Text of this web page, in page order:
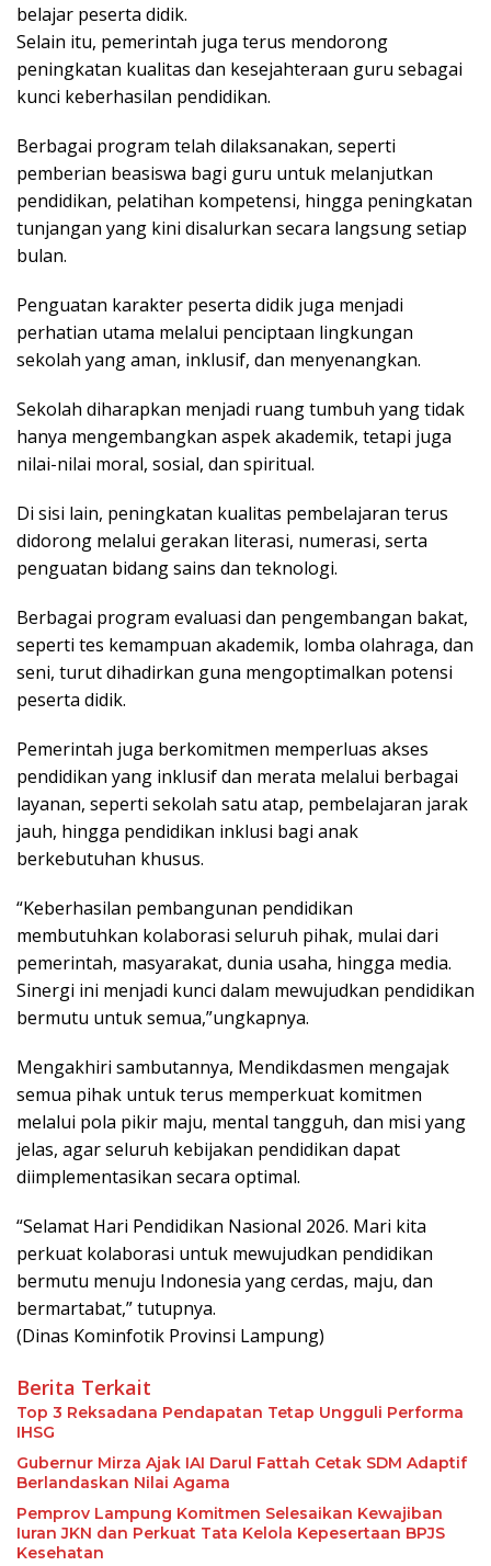
belajar peserta didik.
Selain itu, pemerintah juga terus mendorong
peningkatan kualitas dan kesejahteraan guru sebagai
kunci keberhasilan pendidikan.
Berbagai program telah dilaksanakan, seperti
pemberian beasiswa bagi guru untuk melanjutkan
pendidikan, pelatihan kompetensi, hingga peningkatan
tunjangan yang kini disalurkan secara langsung setiap
bulan.
Penguatan karakter peserta didik juga menjadi
perhatian utama melalui penciptaan lingkungan
sekolah yang aman, inklusif, dan menyenangkan.
Sekolah diharapkan menjadi ruang tumbuh yang tidak
hanya mengembangkan aspek akademik, tetapi juga
nilai-nilai moral, sosial, dan spiritual.
Di sisi lain, peningkatan kualitas pembelajaran terus
didorong melalui gerakan literasi, numerasi, serta
penguatan bidang sains dan teknologi.
Berbagai program evaluasi dan pengembangan bakat,
seperti tes kemampuan akademik, lomba olahraga, dan
seni, turut dihadirkan guna mengoptimalkan potensi
peserta didik.
Pemerintah juga berkomitmen memperluas akses
pendidikan yang inklusif dan merata melalui berbagai
layanan, seperti sekolah satu atap, pembelajaran jarak
jauh, hingga pendidikan inklusi bagi anak
berkebutuhan khusus.
“Keberhasilan pembangunan pendidikan
membutuhkan kolaborasi seluruh pihak, mulai dari
pemerintah, masyarakat, dunia usaha, hingga media.
Sinergi ini menjadi kunci dalam mewujudkan pendidikan
bermutu untuk semua,”ungkapnya.
Mengakhiri sambutannya, Mendikdasmen mengajak
semua pihak untuk terus memperkuat komitmen
melalui pola pikir maju, mental tangguh, dan misi yang
jelas, agar seluruh kebijakan pendidikan dapat
diimplementasikan secara optimal.
“Selamat Hari Pendidikan Nasional 2026. Mari kita
perkuat kolaborasi untuk mewujudkan pendidikan
bermutu menuju Indonesia yang cerdas, maju, dan
bermartabat,” tutupnya.
(Dinas Kominfotik Provinsi Lampung)
Berita Terkait
Top 3 Reksadana Pendapatan Tetap Ungguli Performa
IHSG
Gubernur Mirza Ajak IAI Darul Fattah Cetak SDM Adaptif
Berlandaskan Nilai Agama
Pemprov Lampung Komitmen Selesaikan Kewajiban
Iuran JKN dan Perkuat Tata Kelola Kepesertaan BPJS
Kesehatan